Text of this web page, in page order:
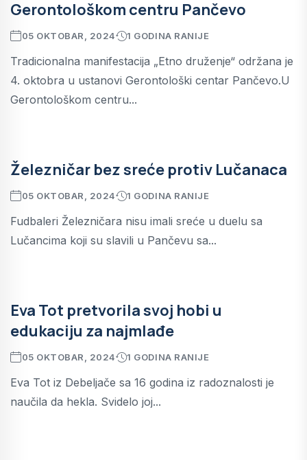
Gerontološkom centru Pančevo
05 OKTOBAR, 2024 1 GODINA RANIJE
Tradicionalna manifestacija „Etno druženje“ održana je
4. oktobra u ustanovi Gerontološki centar Pančevo.U
Gerontološkom centru...
Železničar bez sreće protiv Lučanaca
05 OKTOBAR, 2024 1 GODINA RANIJE
Fudbaleri Železničara nisu imali sreće u duelu sa
Lučancima koji su slavili u Pančevu sa...
Eva Tot pretvorila svoj hobi u
edukaciju za najmlađe
05 OKTOBAR, 2024 1 GODINA RANIJE
Eva Tot iz Debeljače sa 16 godina iz radoznalosti je
naučila da hekla. Svidelo joj...